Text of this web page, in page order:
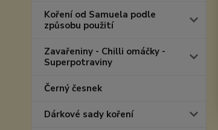
Koření od Samuela podle
způsobu použití
Zavařeniny - Chilli omáčky -
Superpotraviny
Černý česnek
Dárkové sady koření